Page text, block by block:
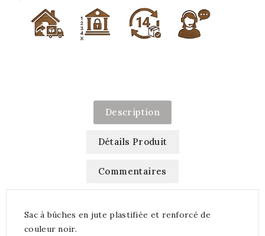
Description
Détails Produit
Commentaires
Sac à bûches en jute plastifiée et renforcé de
couleur noir.